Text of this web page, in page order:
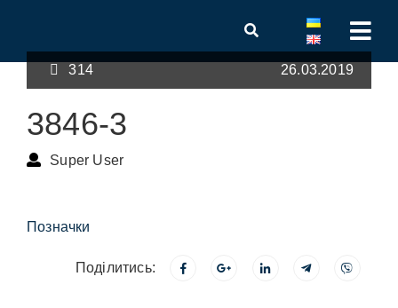
314 26.03.2019
3846-3
Super User
Позначки
Поділитись: